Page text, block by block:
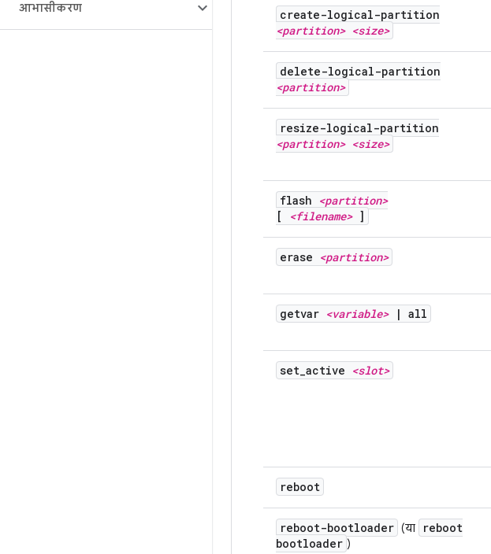
आभासीकरण
create-logical-partition
<partition> <size>
delete-logical-partition
<partition>
resize-logical-partition
<partition> <size>
flash <partition>
[
<filename>]
erase <partition>
getvar <variable> | all
set_active <slot>
reboot
reboot-bootloader (या
reboot
bootloader )